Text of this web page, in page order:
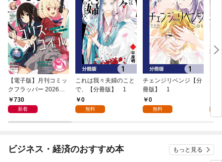
【電子版】月刊コミッ
クフラッパー 2026年9
月号730
新着
これは我々夫婦のこと
で、【分冊版】 1
0
無料
チェンジリベンジ【分
冊版】 1
0
無料
チ
ビジネス・経済のおすすめ本 もっと見る